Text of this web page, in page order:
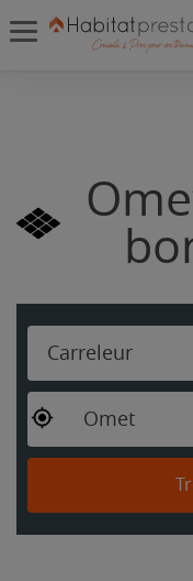
Carreleur
Omet